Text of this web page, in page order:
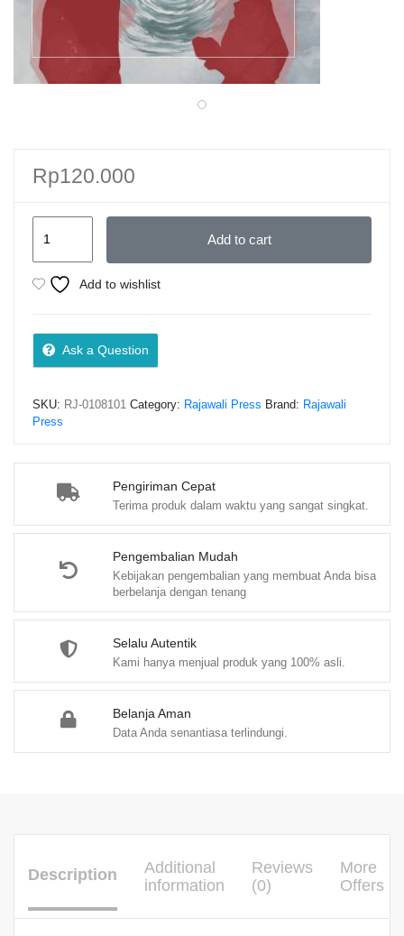
Pengiriman Cepat
Terima produk dalam waktu yang sangat singkat.
Pengembalian Mudah
Kebijakan pengembalian yang membuat Anda bisa
berbelanja dengan tenang
Selalu Autentik
Kami hanya menjual produk yang 100% asli.
Belanja Aman
Data Anda senantiasa terlindungi.
Rp120.000
Indonesia
Konsep
Sistem
Hukum
–
Dr.
Juanda,
M.H
Add to cart
Add to wishlist
Ask a Question
SKU: RJ-0108101 Category: Rajawali Press Brand: Rajawali
Press
Description
Additional
information
Reviews
(0)
More
Offers